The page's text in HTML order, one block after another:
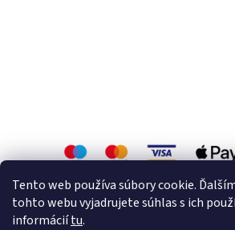
Tento web používa súbory cookie.
tohto webu vyjadrujete súhlas s ich
informáciítu.